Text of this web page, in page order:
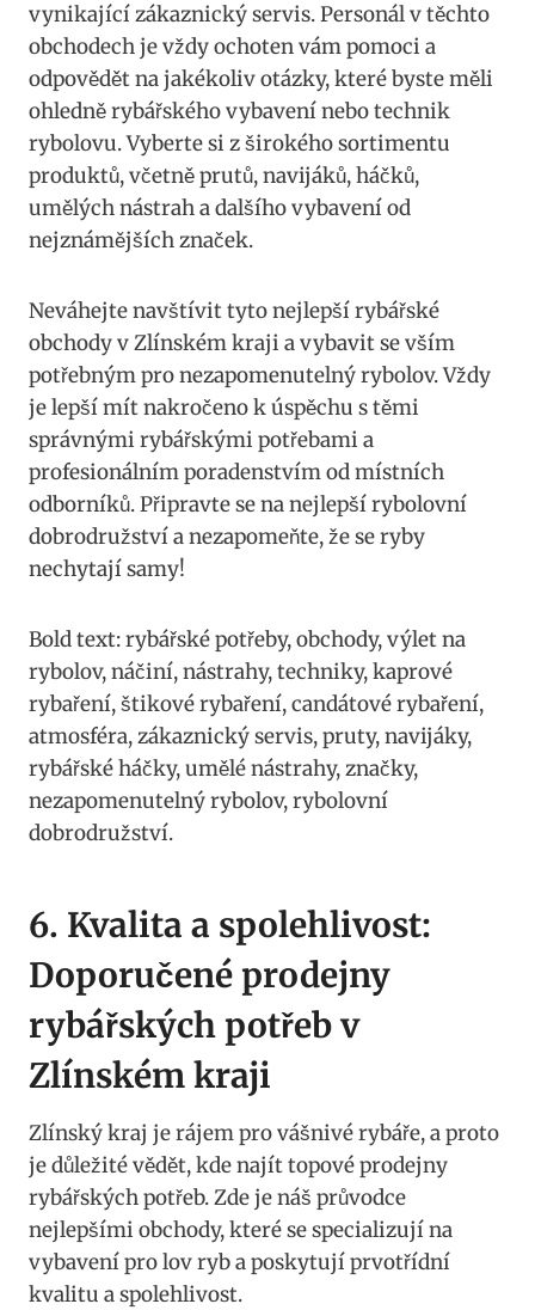
vynikající​ zákaznický servis. Personál v těchto
obchodech je vždy ochoten⁤ vám pomoci a⁤
odpovědět na jakékoliv⁢ otázky, které byste měli ​
ohledně rybářského vybavení nebo technik
⁣rybolovu. Vyberte si z ​širokého sortimentu
produktů,⁣ včetně prutů, navijáků,⁢ háčků,
umělých nástrah ‍a⁣ dalšího vybavení od
nejznámějších značek.
Neváhejte navštívit ‌tyto nejlepší⁢ rybářské
obchody ​v Zlínském kraji​ a ⁢vybavit se vším⁢
potřebným ‍pro nezapomenutelný ⁣rybolov. ‍Vždy
je lepší mít nakročeno k úspěchu ⁣s ⁣těmi
správnými rybářskými potřebami ‌a
profesionálním poradenstvím‍ od místních
odborníků. ⁤Připravte ⁤se na⁢ nejlepší ​rybolovní
⁣dobrodružství a nezapomeňte, že​ se​ ryby
nechytají‍ samy!
Bold‍ text: ⁢rybářské potřeby, obchody, výlet na‌
rybolov, ⁤náčiní, nástrahy, techniky, kaprové
rybaření, ⁣štikové⁤ rybaření,⁤ candátové rybaření,
atmosféra, zákaznický servis, ⁣pruty, navijáky,
rybářské‌ háčky,⁢ umělé⁢ nástrahy, značky,
⁢nezapomenutelný​ rybolov, rybolovní
dobrodružství.
6. Kvalita a ‍spolehlivost:​
Doporučené prodejny
rybářských ‍potřeb v‌
Zlínském kraji
Zlínský kraj‌ je rájem pro vášnivé rybáře, a proto‌
je důležité ​vědět, ​kde ​najít ‌topové prodejny
rybářských potřeb. ‌Zde ⁤je náš průvodce
nejlepšími‌ obchody, které se specializují na
vybavení pro ⁢lov ryb‌ a poskytují⁢ prvotřídní
kvalitu‌ a spolehlivost.